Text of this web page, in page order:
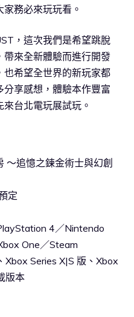
務必來玩玩看。
，這次我們是希望跳脫
來全新體驗而進行開發
也希望全世界的新玩家都
享感想，體驗本作豐富
台北電玩展試玩。
追憶之鍊金術士與幻創
定
4／Nintendo
One／Steam
Series X|S 版、Xbox
版本